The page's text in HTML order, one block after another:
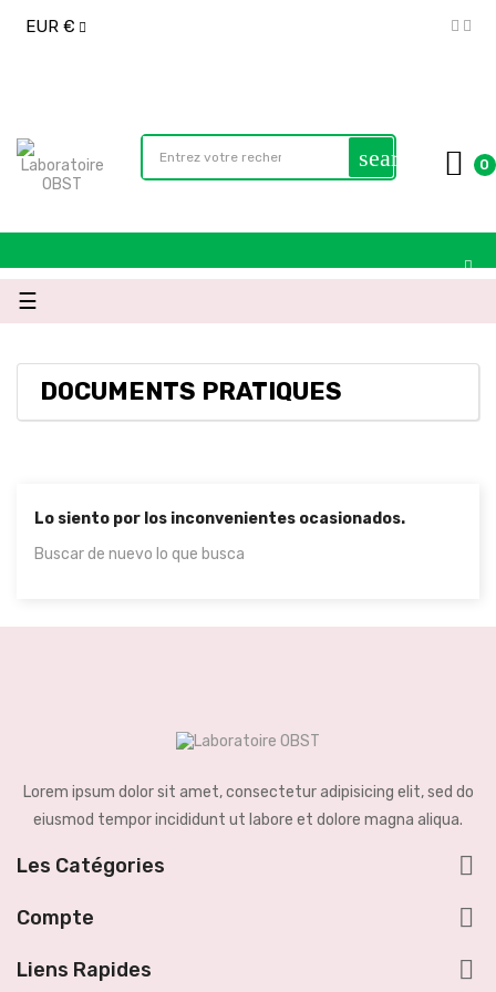
EUR €
search 0
Navegación
de
☰
DOCUMENTS PRATIQUES
Lo siento por los inconvenientes ocasionados.
Buscar de nuevo lo que busca
Lorem ipsum dolor sit amet, consectetur adipisicing elit, sed do
eiusmod tempor incididunt ut labore et dolore magna aliqua.
Les Catégories 
Compte 
Liens Rapides 